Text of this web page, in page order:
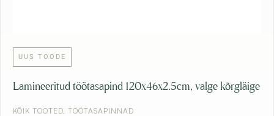
UUS TOODE
Lamineeritud töötasapind 120x46x2.5cm, valge kõrgläige
KÕIK TOOTED TÖÖTASAPINNAD